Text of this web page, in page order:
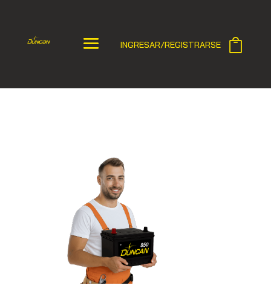
INGRESAR/REGISTRARSE